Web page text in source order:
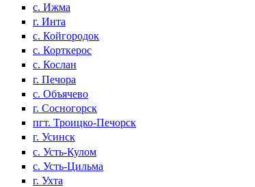
с. Ижма
г. Инта
с. Койгородок
с. Корткерос
с. Кослан
г. Печора
с. Объячево
г. Сосногорск
пгт. Троицко-Печорск
г. Усинск
с. Усть-Кулом
с. Усть-Цильма
г. Ухта